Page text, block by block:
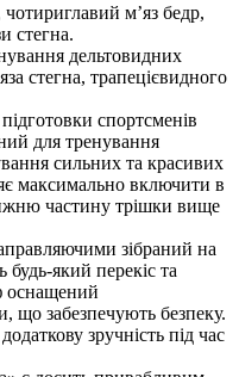
м’яз бедр,
стегна.
дельтовидних
стегна, трапецієвидного
спортсменів
для тренування
сильних та красивих
максимально включити в
частину трішки вище
зібраний на
який перекіс та
оснащений
що забезпечують безпеку.
зручність під час